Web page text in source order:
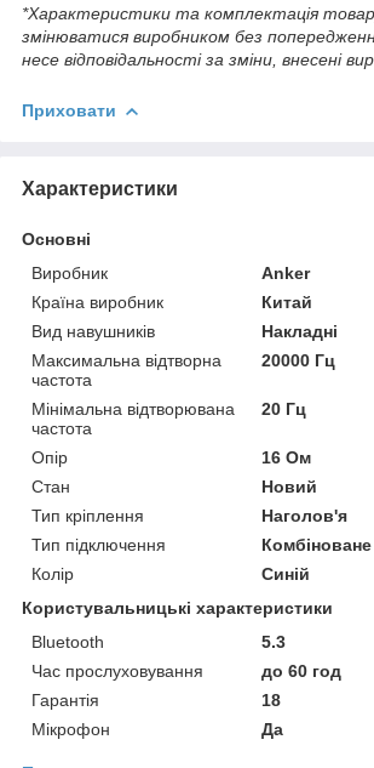
*Характеристики та комплектація
змінюватися виробником без
несе відповідальності за зміни, внесені
Приховати
Характеристики
Основні
Виробник
Anker
Країна виробник
Китай
Вид навушників
Накладні
Максимальна відтворна
частота
20000 Гц
Мінімальна відтворювана
частота
20 Гц
Опір
16 Ом
Стан
Новий
Тип кріплення
Наголов'я
Тип підключення
Комбіноване
Колір
Синій
Користувальницькі характеристики
Bluetooth
5.3
Час прослуховування
до 60 год
Гарантія
18
Мікрофон
Да